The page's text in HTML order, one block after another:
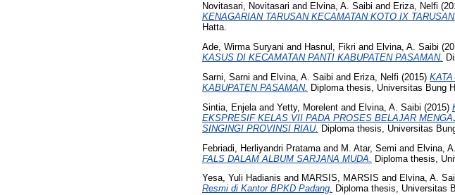
Novitasari, Novitasari and Elvina, A. Saibi and Eriza, Nelfi
KENAGARIAN TARUSAN KECAMATAN KOTO IX
Hatta.
Ade, Wirma Suryani and Hasnul, Fikri and Elvina, A. Saibi
KASUS DI KECAMATAN PANTI KABUPATEN PASAMAN.
Sarni, Sarni and Elvina, A. Saibi and Eriza, Nelfi (2015)
KABUPATEN PASAMAN. Diploma thesis, Universitas Bung
Sintia, Enjela and Yetty, Morelent and Elvina, A. Saibi (2015)
EKSPRESIF KELAS VII PADA PROSES BELAJAR
SINGINGI PROVINSI RIAU. Diploma thesis, Universitas
Febriadi, Herliyandri Pratama and M. Atar, Semi and Elvina,
FALS DALAM ALBUM SARJANA MUDA.
Diploma thesis,
Yesa, Yuli Hadianis and MARSIS, MARSIS and Elvina, A.
Resmi di Kantor BPKD Padang. Diploma thesis, Universitas